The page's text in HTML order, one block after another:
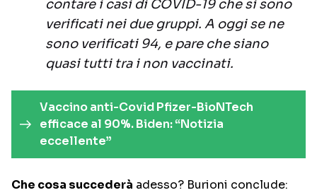
contare i casi di COVID-19 che si sono
verificati nei due gruppi. A oggi se ne
sono verificati 94, e pare che siano
quasi tutti tra i non vaccinati.
Vaccino anti-Covid Pfizer-BioNTech
efficace al 90%. Biden: “Notizia
eccellente”
Che cosa succederà adesso? Burioni conclude: